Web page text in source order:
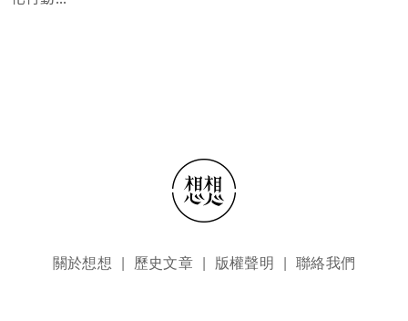
頁尾選單關於想想 歷史文章 版權聲明 聯絡我們